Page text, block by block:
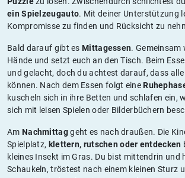
ein Spielzeugauto. Mit deiner Unterstützung
Kompromisse zu finden und Rücksicht zu
Bald darauf gibt es Mittagessen. Gemeinsam
Hände und setzt euch an den Tisch. Beim
und gelacht, doch du achtest darauf, dass alle
können. Nach dem Essen folgt eine
kuscheln sich in ihre Betten und schlafen ein,
sich mit leisen Spielen oder Bilderbüchern
Am Nachmittaggeht es nach draußen. Die
Spielplatz, klettern, rutschen oder entdecken
kleines Insekt im Gras. Du bist mittendrin und
Schaukeln, tröstest nach einem kleinen Sturz